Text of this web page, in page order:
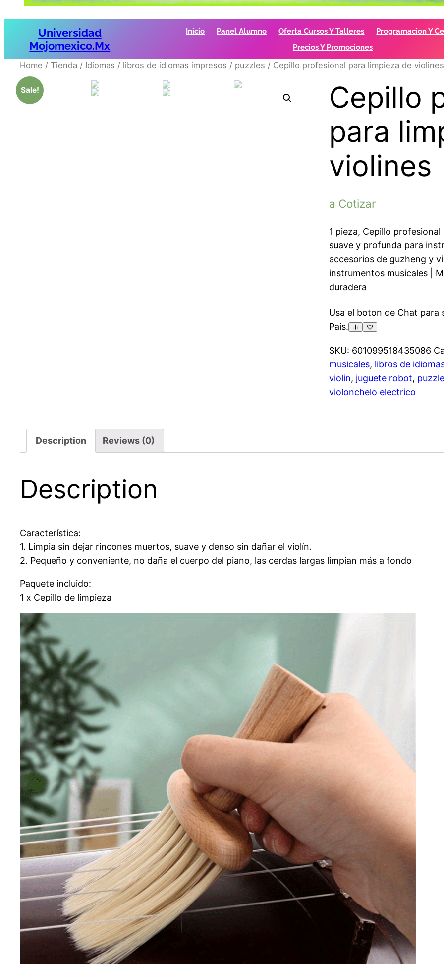
Universidad
Mojomexico.mx
Inicio Panel Alumno Oferta Cursos Y Talleres
Programacion Y
Precios Y Promociones
Home / Tienda / Idiomas / libros de idiomas impresos / puzzles / Cepillo profesional para limpieza de violines
Sale!
Cepillo
para
violines
a Cotizar
1 pieza, Cepillo
suave y profunda para
accesorios de guzheng y
instrumentos musicales |
duradera
Usa el boton de Chat
Pais.
SKU: 601099518435086
musicales, libros de
violin, juguete robot,
violonchelo electrico
Description Reviews (0)
Description
Característica:
1. Limpia sin dejar rincones muertos, suave y denso sin dañar el violín.
2. Pequeño y conveniente, no daña el cuerpo del piano, las cerdas largas limpian más a fondo
Paquete incluido:
1 x Cepillo de limpieza